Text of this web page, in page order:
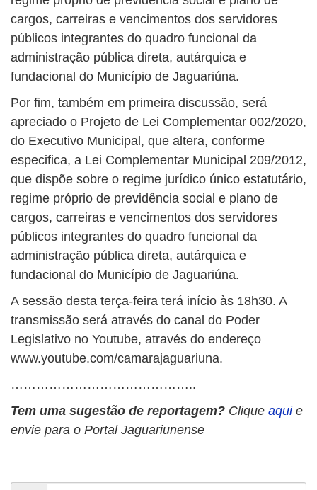
cargos, carreiras e vencimentos dos servidores
públicos integrantes do quadro funcional da
administração pública direta, autárquica e
fundacional do Município de Jaguariúna.
Por fim, também em primeira discussão, será
apreciado o Projeto de Lei Complementar 002/2020,
do Executivo Municipal, que altera, conforme
especifica, a Lei Complementar Municipal 209/2012,
que dispõe sobre o regime jurídico único estatutário,
regime próprio de previdência social e plano de
cargos, carreiras e vencimentos dos servidores
públicos integrantes do quadro funcional da
administração pública direta, autárquica e
fundacional do Município de Jaguariúna.
A sessão desta terça-feira terá início às 18h30. A
transmissão será através do canal do Poder
Legislativo no Youtube, através do endereço
www.youtube.com/camarajaguariuna.
……………………………………..
Tem uma sugestão de reportagem? Clique aqui e
envie para o Portal Jaguariunense